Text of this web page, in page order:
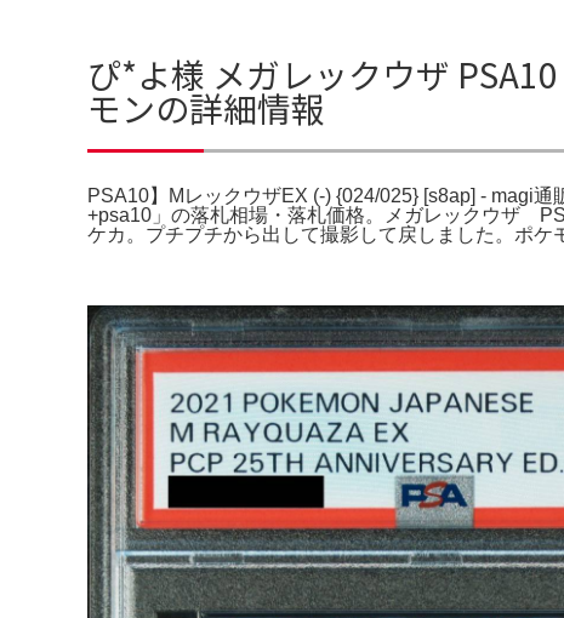
ぴ*よ様 メガレックウザ
モンの詳細情報
PSA10】MレックウザEX (-) {024/025} [s8ap] - magi
+psa10」の落札相場・落札価格。メガレックウザ
ケカ。プチプチから出して撮影して戻しました。ポ